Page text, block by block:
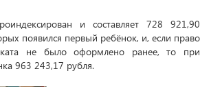
и составляет 728 921,90
появился первый ребёнок, и, если право
не было оформлено ранее, то при
963 243,17 рубля.